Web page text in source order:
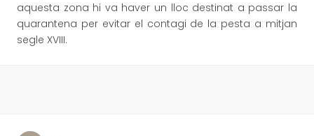
aquesta zona hi va haver un lloc destinat a passar la
quarantena per evitar el contagi de la pesta a mitjan
segle XVIII.